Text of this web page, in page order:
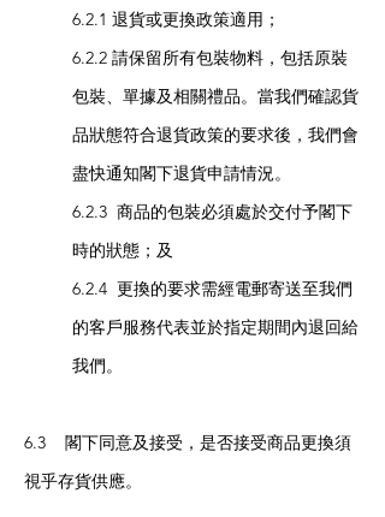
6.2.1 退貨或更換政策適用；
6.2.2 請保留所有包裝物料，包括原裝
包裝、單據及相關禮品。當我們確認貨
品狀態符合退貨政策的要求後，我們會
盡快通知閣下退貨申請情況。
6.2.3 商品的包裝必須處於交付予閣下
時的狀態；及
6.2.4 更換的要求需經電郵寄送至我們
的客戶服務代表並於指定期間內退回給
我們。
6.3 閣下同意及接受，是否接受商品更換須
視乎存貨供應。